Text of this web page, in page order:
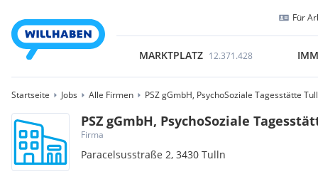
Für
MARKTPLATZ 12.371.428
Startseite Jobs Alle Firmen PSZ gGmbH, PsychoSoziale Tagesstätte
PSZ gGmbH, PsychoSoziale
Firma
Paracelsusstraße 2,3430Tulln